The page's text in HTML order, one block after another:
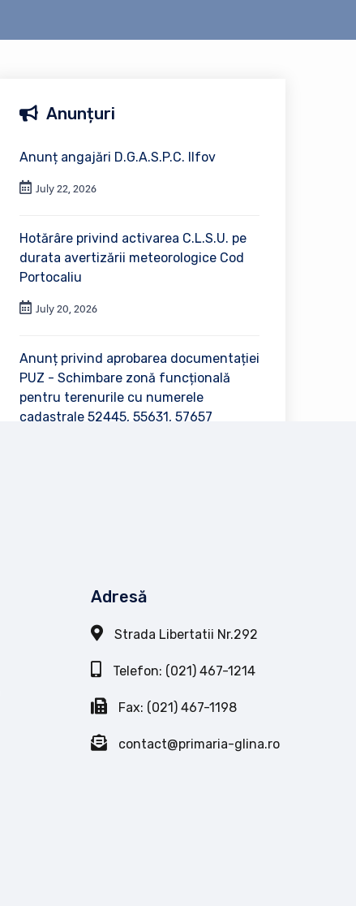
Anunțuri
Anunț angajări D.G.A.S.P.C. Ilfov
July 22, 2026
Hotărâre privind activarea C.L.S.U. pe
durata avertizării meteorologice Cod
Portocaliu
July 20, 2026
Anunț privind aprobarea documentației
PUZ - Schimbare zonă funcțională
pentru terenurile cu numerele
cadastrale 52445, 55631, 57657
Adresă
Strada Libertatii Nr.292
Telefon: (021) 467-1214
Fax: (021) 467-1198
contact@primaria-glina.ro